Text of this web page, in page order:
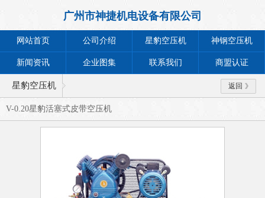
广州市神捷机电设备有限公司
网站首页 公司介绍 星豹空压机 神钢空压机
新闻资讯 企业图集 联系我们 商盟认证
星豹空压机 返回
V-0.20星豹活塞式皮带空压机